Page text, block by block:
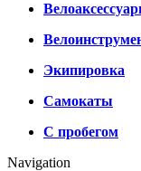
Экипировка
Самокаты
С пробегом
Navigation